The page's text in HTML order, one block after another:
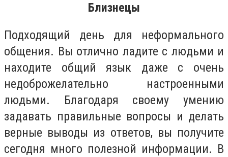
Близнецы
Подходящий день для неформального
общения. Вы отлично ладите с людьми и
находите общий язык даже с очень
недоброжелательно настроенными
людьми. Благодаря своему умению
задавать правильные вопросы и делать
верные выводы из ответов, вы получите
сегодня много полезной информации. В